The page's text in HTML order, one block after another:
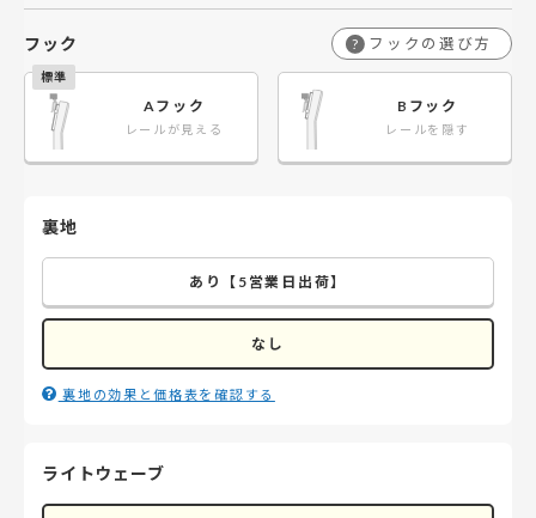
フック ? フックの選び方
Aフック
レールが見える
Bフック
レールを隠す
裏地
あり【5営業日出荷】
なし
裏地の効果と価格表を確認する
ライトウェーブ